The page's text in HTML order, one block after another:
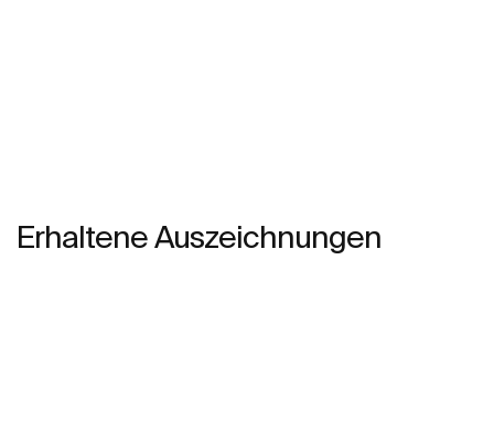
Erhaltene Auszeichnungen